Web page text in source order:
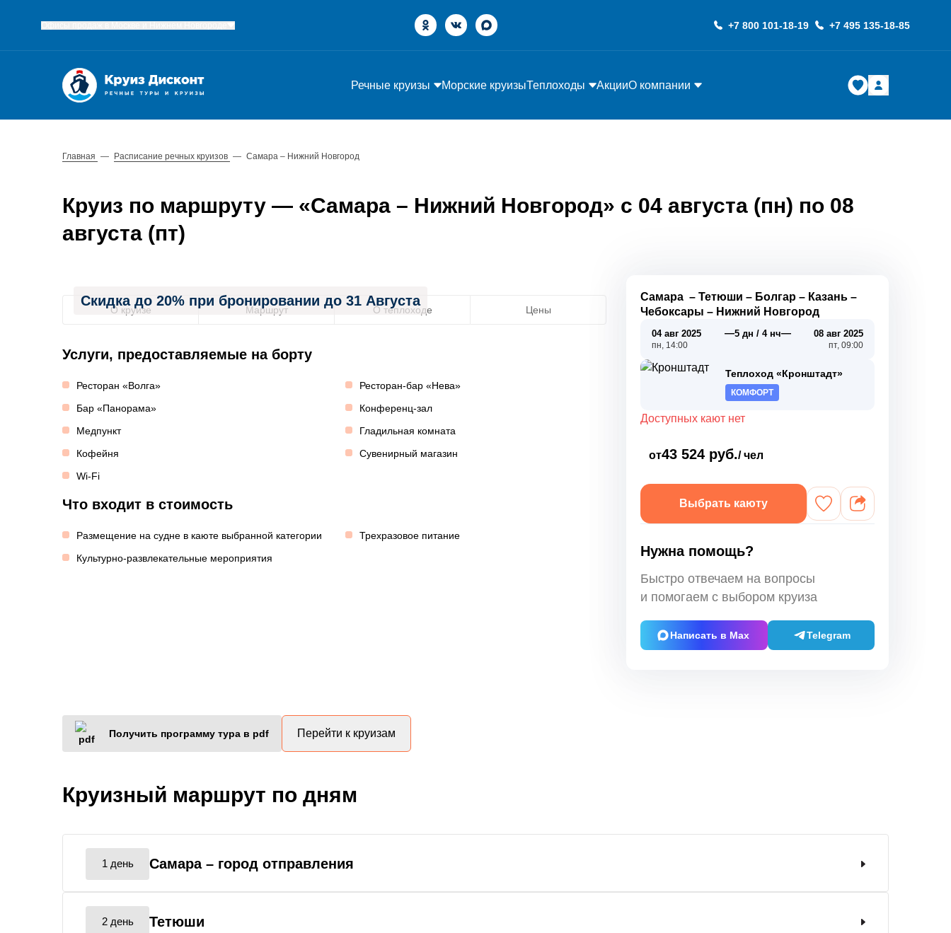
+7 800 101-18-19 +7 495 135-18-85
Речные круизы Морские круизыТеплоходы АкцииО компании
Главная — Расписание речных круизов — Самара – Нижний Новгород
Круиз по маршруту — «Самара – Нижний Новгород» с 04 августа (пн) по 08
августа (пт)
Скидка до 20% при бронировании до 31 Августа
О круизе Маршрут О теплоходе Цены
Услуги, предоставляемые на борту
Ресторан «Волга»
Ресторан-бар «Нева»
Бар «Панорама»
Конференц-зал
Медпункт
Гладильная комната
Кофейня
Сувенирный магазин
Wi-Fi
Что входит в стоимость
Размещение на судне в каюте выбранной категории
Трехразовое питание
Культурно-развлекательные мероприятия
Самара –Тетюши – Болгар – Казань –
Чебоксары – Нижний Новгород
04 авг 2025
пн, 14:00
—5 дн / 4 нч— 08 авг 2025
пт, 09:00
Теплоход «Кронштадт»
КОМФОРТ
Доступных кают нет
от43 524 руб./ чел
Выбрать каюту
Нужна помощь?
Быстро отвечаем на вопросы
и помогаем с выбором круиза
Написать в Max Telegram
Получить программу тура в pdf Перейти к круизам
Круизный маршрут по дням
1 день Самара – город отправления
2 день Тетюши